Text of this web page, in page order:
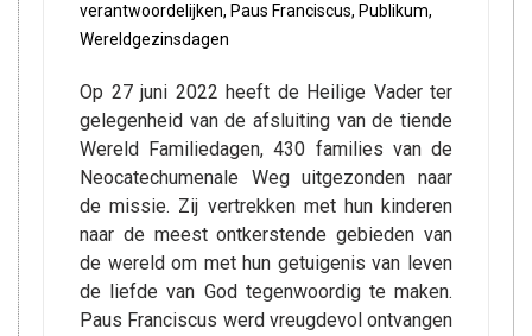
verantwoordelijken, Paus Franciscus, Publikum,
Wereldgezinsdagen
Op 27 juni 2022 heeft de Heilige Vader ter
gelegenheid van de afsluiting van de tiende
Wereld Familiedagen, 430 families van de
Neocatechumenale Weg uitgezonden naar
de missie. Zij vertrekken met hun kinderen
naar de meest ontkerstende gebieden van
de wereld om met hun getuigenis van leven
de liefde van God tegenwoordig te maken.
Paus Franciscus werd vreugdevol ontvangen